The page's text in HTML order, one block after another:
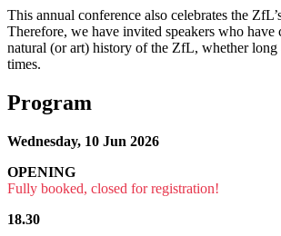
This annual conference also celebrates the
Therefore, we have invited speakers who have
natural (or art) history of the ZfL, whether long
times.
Program
Wednesday, 10 Jun 2026
OPENING
Fully booked, closed for registration!
18.30